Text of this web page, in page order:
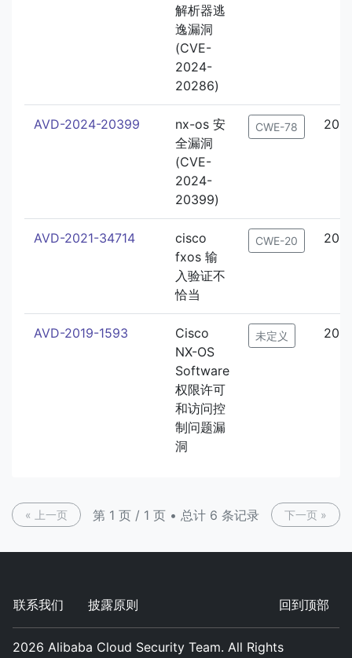
解析器逃
逸漏洞
(CVE-
2024-
20286)
AVD-2024-20399
nx-os 安
全漏洞
(CVE-
2024-
20399)
CWE-78
AVD-2021-34714
cisco
fxos 输
入验证不
恰当
CWE-20
AVD-2019-1593
Cisco
NX-OS
Software
权限许可
和访问控
制问题漏
洞
未定义
« 上一页 第 1 页 / 1 页 • 总计 6 条记录 下一页 »
回到顶部
联系我们 披露原则
2026 Alibaba Cloud Security Team. All Rights